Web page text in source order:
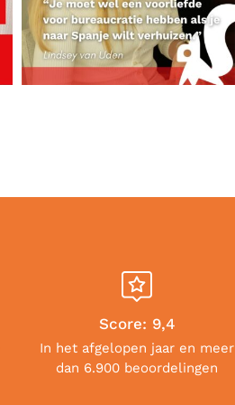
Score: 9,4
In het afgelopen jaar en meer
dan 6.900 beoordelingen